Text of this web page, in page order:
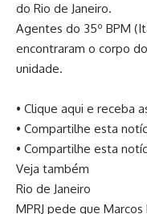
do Rio de Janeiro.
Agentes do 35º BPM
encontraram o corpo
unidade.
• Clique aqui e receba
• Compartilhe esta
• Compartilhe esta
Veja também
Rio de Janeiro
MPRJ pede que